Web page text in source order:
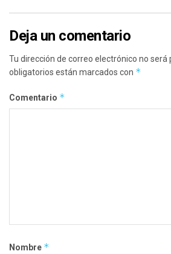
Deja un comentario
Tu dirección de correo electrónico no será
obligatorios están marcados con *
Comentario *
Nombre *